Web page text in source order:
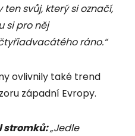
svůj, který si označí,
si pro něj
ráno.“
ovlivnily také trend
západní Evropy.
stromků:„Jedle